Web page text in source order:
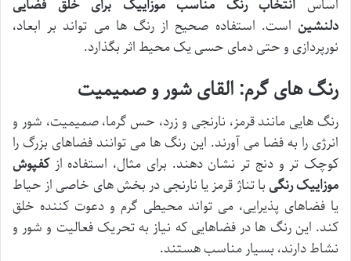
اساس انتخاب رنگ مناسب موزاییک برای خلق فضایی
دلنشین است. استفاده صحیح از رنگ ها می تواند بر ابعاد،
نورپردازی و حتی دمای حسی یک محیط اثر بگذارد.
رنگ های گرم: القای شور و صمیمیت
رنگ هایی مانند قرمز، نارنجی و زرد، حس گرما، صمیمیت، شور و
انرژی را به فضا می آورند. این رنگ ها می توانند فضاهای بزرگ را
کوچک تر و دنج تر نشان دهند. برای مثال، استفاده ازکفپوش
موزاییک رنگی با تناژ قرمز یا نارنجی در بخش های خاصی از حیاط
یا فضاهای پذیرایی، می تواند محیطی گرم و دعوت کننده خلق
کند. این رنگ ها در فضاهایی که نیاز به تحریک فعالیت و شور و
نشاط دارند، بسیار مناسب هستند.